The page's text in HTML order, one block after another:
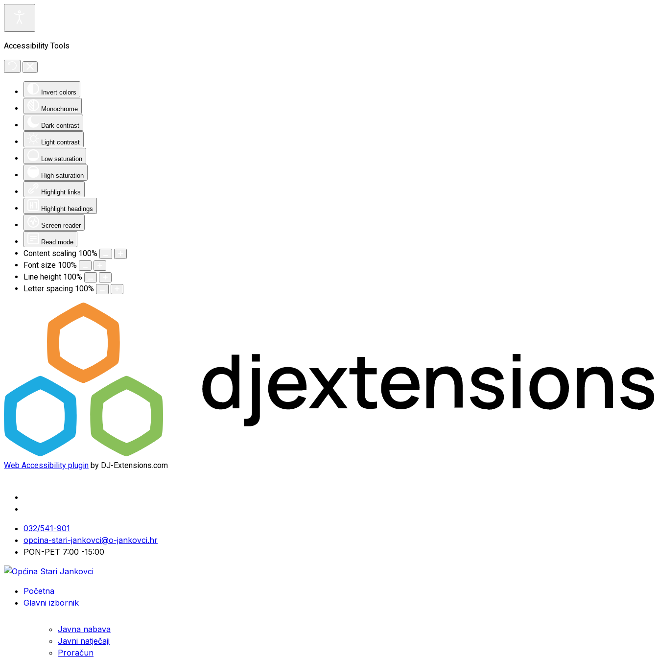
Accessibility Tools
Invert colors
Monochrome
Dark contrast
Light contrast
Low saturation
High saturation
Highlight links
Highlight headings
Screen reader
Read mode
Content scaling 100%
Font size 100%
Line height 100%
Letter spacing 100%
Web Accessibility plugin by DJ-Extensions.com
032/541-901
opcina-stari-jankovci@o-jankovci.hr
PON-PET 7:00 -15:00
Početna
Glavni izbornik
Javna nabava
Javni natječaji
Proračun